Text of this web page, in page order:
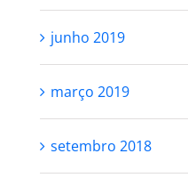
junho 2019
março 2019
setembro 2018